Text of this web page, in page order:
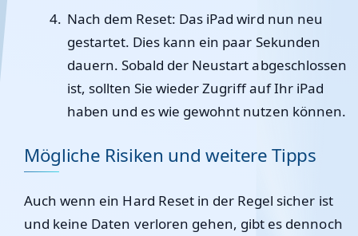
Nach dem Reset: Das iPad wird nun neu
gestartet. Dies kann ein paar Sekunden
dauern. Sobald der Neustart abgeschlossen
ist, sollten Sie wieder Zugriff auf Ihr iPad
haben und es wie gewohnt nutzen können.
Mögliche Risiken und weitere Tipps
Auch wenn ein Hard Reset in der Regel sicher ist
und keine Daten verloren gehen, gibt es dennoch